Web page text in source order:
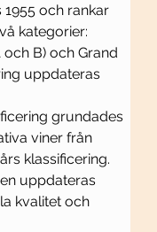
och rankar
kategorier:
och B) och Grand
uppdateras
grundades
viner från
klassificering.
uppdateras
kvalitet och